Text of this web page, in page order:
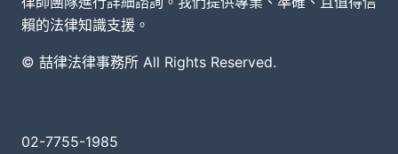
賴的法律知識支援。
© 喆律法律事務所 All Rights Reserved.
02-7755-1985